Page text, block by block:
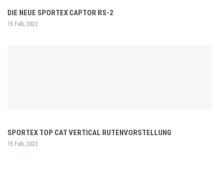
DIE NEUE SPORTEX CAPTOR RS-2
15 Feb, 2022
SPORTEX TOP CAT VERTICAL RUTENVORSTELLUNG
15 Feb, 2022